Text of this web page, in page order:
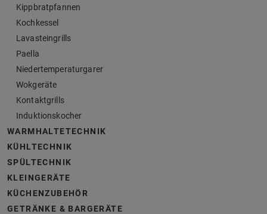
Kippbratpfannen
Kochkessel
Lavasteingrills
Paella
Niedertemperaturgarer
Wokgeräte
Kontaktgrills
Induktionskocher
WARMHALTETECHNIK
KÜHLTECHNIK
SPÜLTECHNIK
KLEINGERÄTE
KÜCHENZUBEHÖR
GETRÄNKE & BARGERÄTE